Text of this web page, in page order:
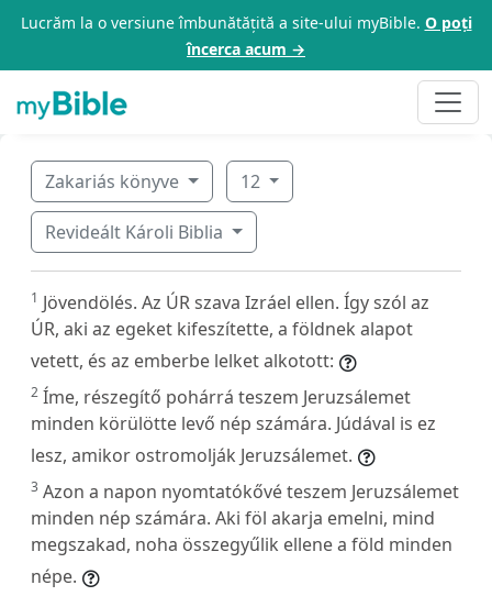
Lucrăm la o versiune îmbunătățită a site-ului myBible. O poți
încerca acum →
Zakariás könyve 12
Revideált Károli Biblia
1 Jövendölés. Az ÚR szava Izráel ellen. Így szól az
ÚR, aki az egeket kifeszítette, a földnek alapot
vetett, és az emberbe lelket alkotott:
2 Íme, részegítő pohárrá teszem Jeruzsálemet
minden körülötte levő nép számára. Júdával is ez
lesz, amikor ostromolják Jeruzsálemet.
3 Azon a napon nyomtatókővé teszem Jeruzsálemet
minden nép számára. Aki föl akarja emelni, mind
megszakad, noha összegyűlik ellene a föld minden
népe.